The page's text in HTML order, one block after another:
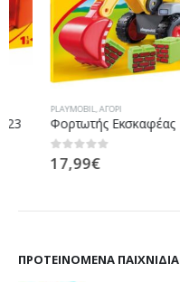
PLAYMOBIL,ΑΓΌΡΙ
Φορτωτής Εκσκαφέας
out of 5
17,99€
ΠΡΟΤΕΙΝΌΜΕΝΑ ΠΑΙΧΝΊΔΙΑ